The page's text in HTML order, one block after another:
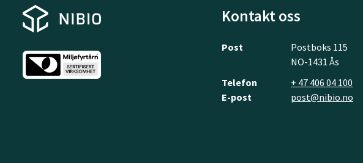
Kontakt oss
Post
Postboks 115
NO-1431 Ås
Telefon
+ 47 406 04 100
E-post
post@nibio.no